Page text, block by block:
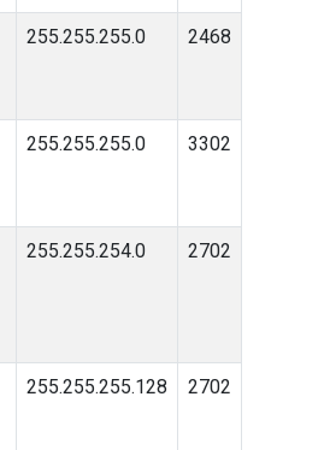
255.255.255.0 2468
255.255.255.0 3302
255.255.254.0 2702
255.255.255.128 2702